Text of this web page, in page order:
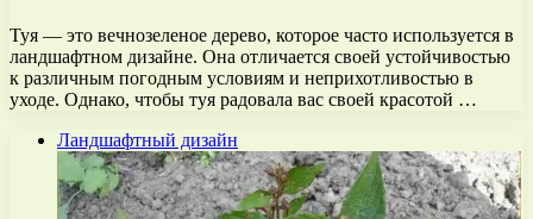
Туя — это вечнозеленое дерево, которое часто используется в
ландшафтном дизайне. Она отличается своей устойчивостью
к различным погодным условиям и неприхотливостью в
уходе. Однако, чтобы туя радовала вас своей красотой …
Ландшафтный дизайн